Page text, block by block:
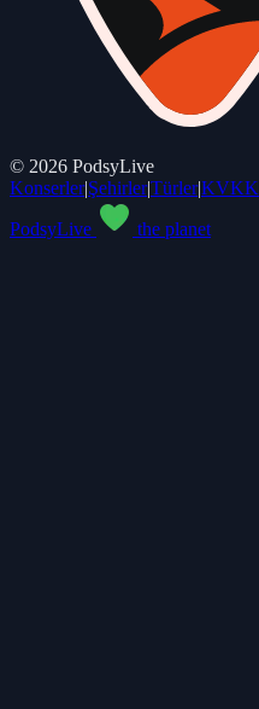
© 2026 PodsyLive
Konserler|Şehirler|Türler|KVKK
PodsyLive
the planet